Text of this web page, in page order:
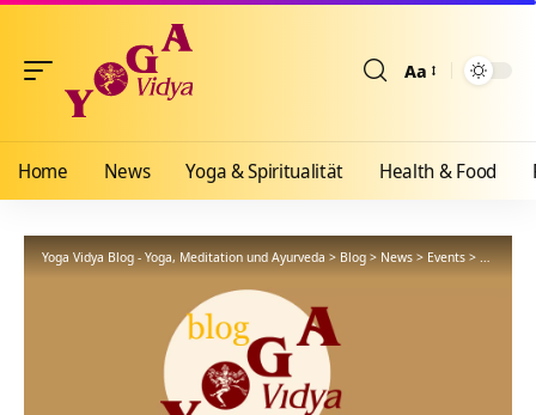
Aa
Home News Yoga & Spiritualität Health & Food
Yoga Vidya Blog - Yoga, Meditation und Ayurveda>Blog>News>Events>Sukadev